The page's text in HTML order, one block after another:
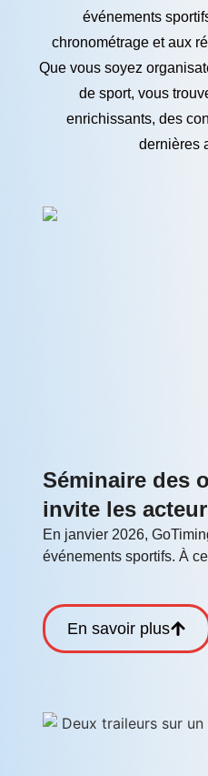
événements
chronométrage et aux
Que vous soyez
de sport, vous
enrichissants, des
dernières
Séminaire des
invite les
En janvier 2026,
événements sportifs. À
En savoir plus